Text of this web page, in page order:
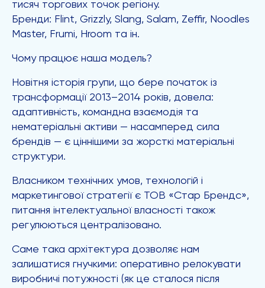
тисяч торгових точок регіону.
Бренди: Flint, Grizzly, Slang, Salam, Zeffir, Noodles
Master, Frumi, Hroom та ін.
Чому працює наша модель?
Новітня історія групи, що бере початок із
трансформації 2013–2014 років, довела:
адаптивність, командна взаємодія та
нематеріальні активи — насамперед сила
брендів — є ціннішими за жорсткі матеріальні
структури.
Власником технічних умов, технологій і
маркетингової стратегії є ТОВ «Стар Брендс»,
питання інтелектуальної власності також
регулюються централізовано.
Саме така архітектура дозволяє нам
залишатися гнучкими: оперативно релокувати
виробничі потужності (як це сталося після